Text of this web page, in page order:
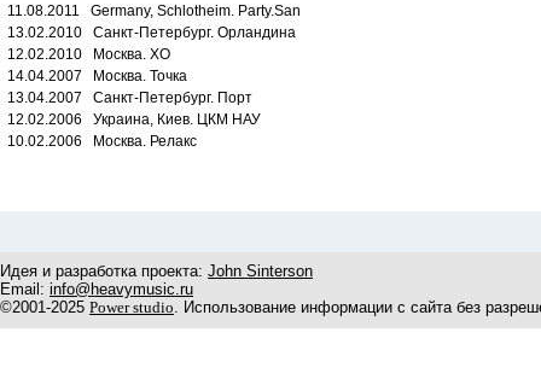
11.08.2011 Germany, Schlotheim. Party.San
13.02.2010 Санкт-Петербург. Орландина
12.02.2010 Москва. XO
14.04.2007 Москва. Точка
13.04.2007 Санкт-Петербург. Порт
12.02.2006 Украина, Киев. ЦКМ НАУ
10.02.2006 Москва. Релакс
Идея и разработка проекта: John Sinterson
Email: info@heavymusic.ru
©2001-2025 Power studio. Использование информации с сайта без